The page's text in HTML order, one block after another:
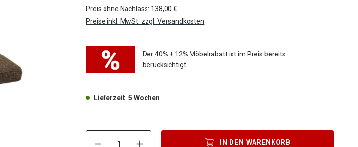
Preis ohne Nachlass: 138,00 €
Preise inkl. MwSt. zzgl. Versandkosten
Der40% + 12% Möbelrabattist im Preis bereits
berücksichtigt.
Lieferzeit: 5 Wochen
Produkt Anzahl: Gib den gewünschten Wert ein oder benutze die
IN DEN WARENKORB